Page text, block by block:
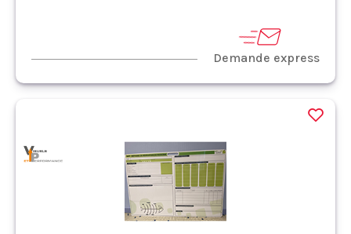
Demande express